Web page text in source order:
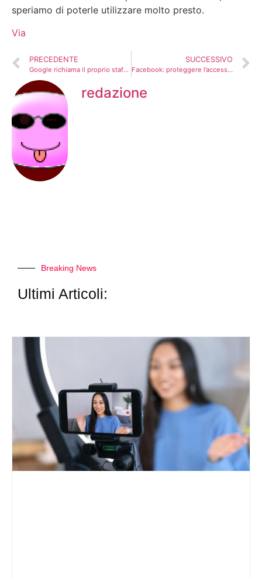
speriamo di poterle utilizzare molto presto.
Via
PRECEDENTE
Google richiama il proprio staff dopo l'”immigration order” di Trump
SUCCESSIVO
Facebook: proteggere l’accesso con una chiavetta USB
redazione
Breaking News
Ultimi Articoli: